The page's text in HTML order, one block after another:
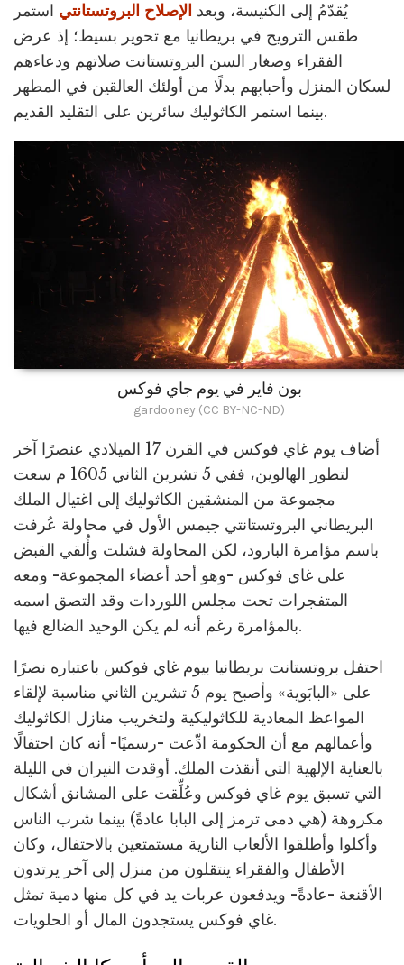
يُقدّمُ إلى الكنيسة، وبعد الإصلاح البروتستانتي استمر
طقس الترويح في بريطانيا مع تحوير بسيط؛ إذ عرض
الفقراء وصغار السن البروتستانت صلاتهم ودعاءهم
لسكان المنزل وأحبابِهم بدلًا من أولئك العالقين في المطهر
بينما استمر الكاثوليك سائرين على التقليد القديم.
بون فاير في يوم جاي فوكس
gardooney (CC BY-NC-ND)
أضاف يوم غاي فوكس في القرن 17 الميلادي عنصرًا آخر
لتطور الهالوين، ففي 5 تشرين الثاني 1605 م سعت
مجموعة من المنشقين الكاثوليك إلى اغتيال الملك
البريطاني البروتستانتي جيمس الأول في محاولة عُرفت
باسم مؤامرة البارود، لكن المحاولة فشلت وأُلقي القبض
على غاي فوكس -وهو أحد أعضاء المجموعة- ومعه
المتفجرات تحت مجلس اللوردات وقد التصق اسمه
بالمؤامرة رغم أنه لم يكن الوحيد الضالع فيها.
احتفل بروتستانت بريطانيا بيوم غاي فوكس باعتباره نصرًا
على «البابَوية» وأصبح يوم 5 تشرين الثاني مناسبة لإلقاء
المواعظ المعادية للكاثوليكية ولتخريب منازل الكاثوليك
وأعمالهم مع أن الحكومة ادِّعت -رسميًا- أنه كان احتفالًا
بالعناية الإلهية التي أنقذت الملك. أوقدت النيران في الليلة
التي تسبق يوم غاي فوكس وعُلِّقت على المشانق أشكال
مكروهة (هي دمى ترمز إلى البابا عادةً) بينما شرب الناس
وأكلوا وأطلقوا الألعاب النارية مستمتعين بالاحتفال، وكان
الأطفال والفقراء ينتقلون من منزل إلى آخر يرتدون
الأقنعة -عادةً- ويدفعون عربات يد في كل منها دمية تمثل
غاي فوكس يستجدون المال أو الحلويات.